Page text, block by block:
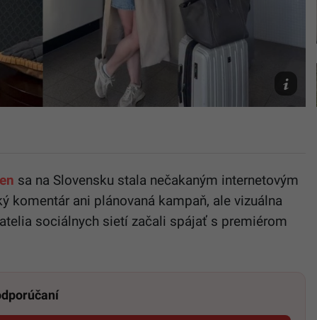
Gwen
Startitup,
IG/
sa na Slovensku stala nečakaným internetovým
ani plánovaná kampaň, ale vizuálna
sociálnych sietí začali spájať s premiérom